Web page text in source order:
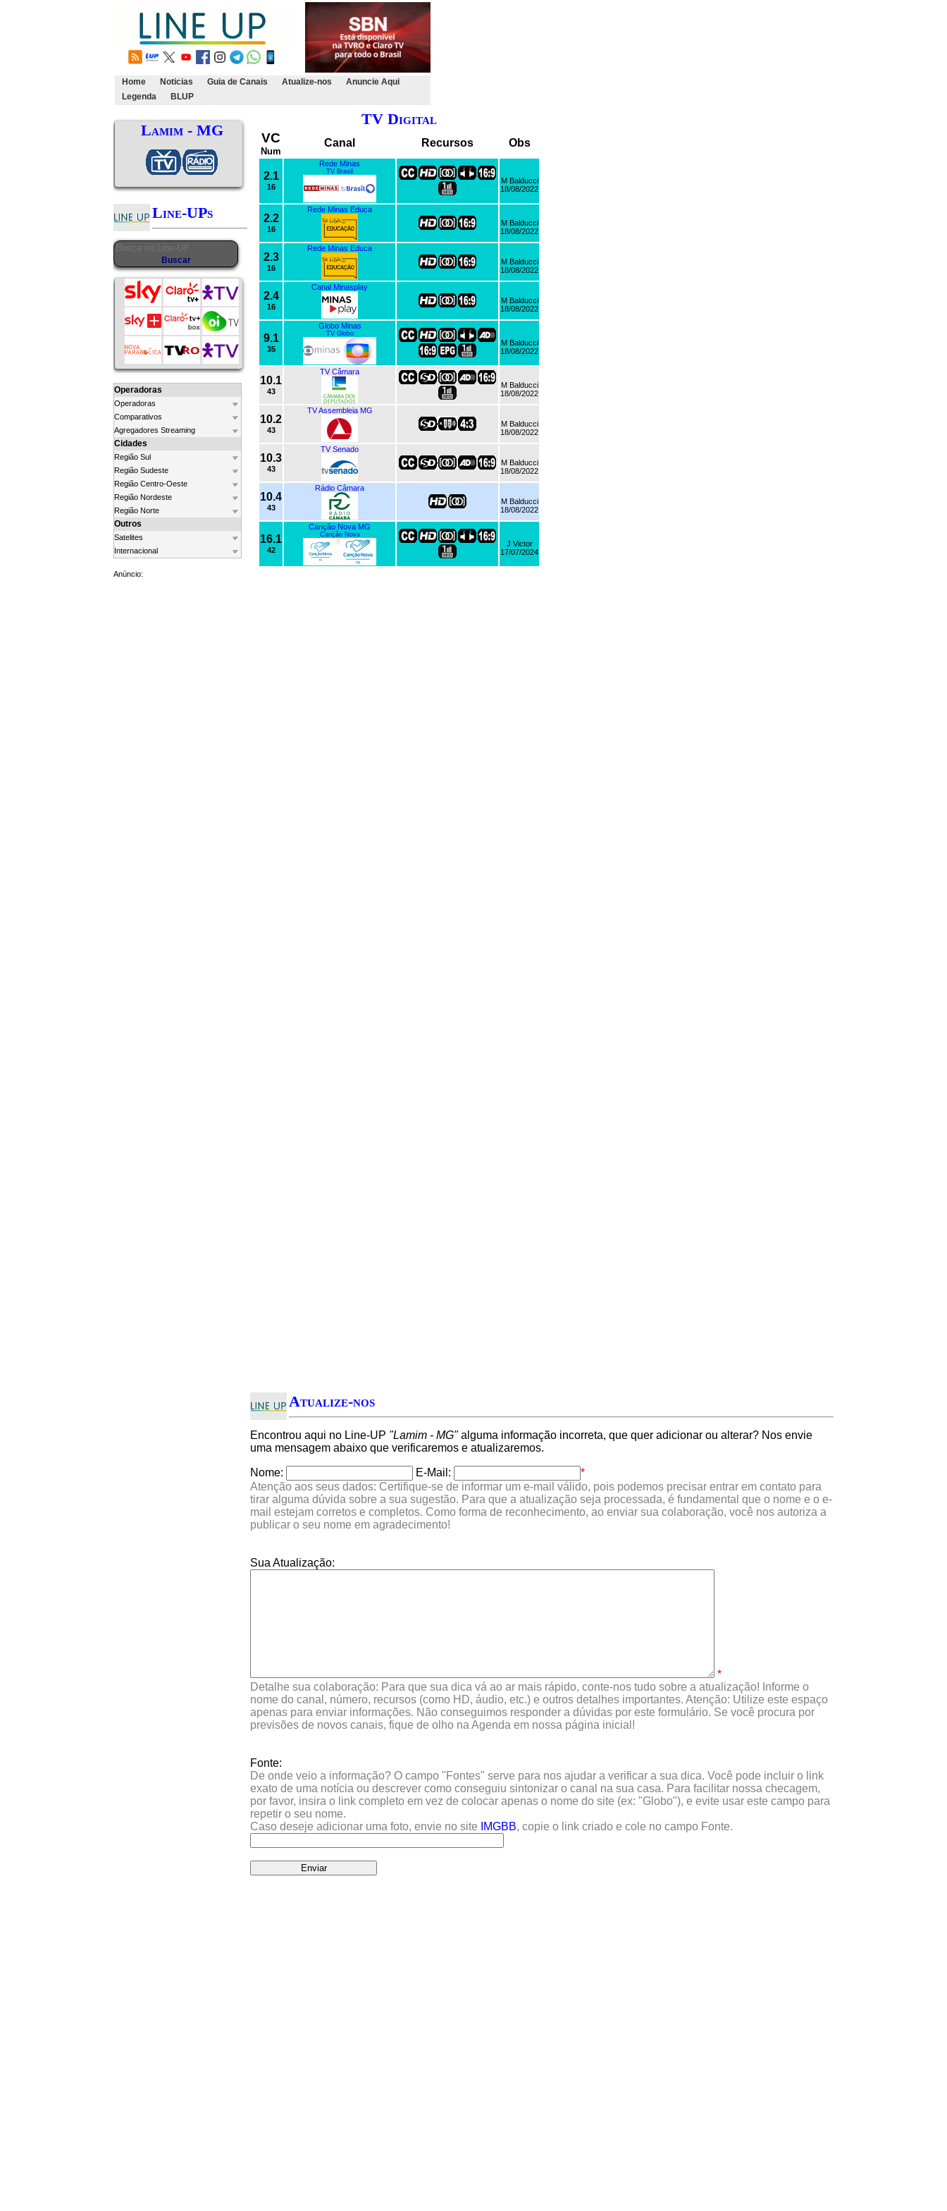
Home Noticias Guia de Canais Atualize-nos
Anuncie Aqui
Legenda
BLUP
Lamim - MG
Line-UPs
Operadoras
Operadoras
Comparativos
Agregadores Streaming
Cidades
Região Sul
Região Sudeste
Região Centro-Oeste
Região Nordeste
Região Norte
Outros
Satelites
Internacional
Anúncio:
TV Digital
VC
Num
Canal Recursos Obs
2.1
16
Rede Minas
TV Brasil
M Balducci
18/08/2022
2.2
16
Rede Minas Educa
M Balducci
18/08/2022
2.3
16
Rede Minas Educa
M Balducci
18/08/2022
2.4
16
Canal Minasplay
M Balducci
18/08/2022
9.1
35
Globo Minas
TV Globo
M Balducci
18/08/2022
10.1
43
TV Câmara
M Balducci
18/08/2022
10.2
43
TV Assembleia MG
M Balducci
18/08/2022
10.3
43
TV Senado
M Balducci
18/08/2022
10.4
43
Rádio Câmara
M Balducci
18/08/2022
16.1
42
Canção Nova MG
Canção Nova
J Victor
17/07/2024
Atualize-nos
Encontrou aqui no Line-UP "Lamim - MG"alguma informação incorreta, que quer adicionar ou alterar? Nos envie
uma mensagem abaixo que verificaremos e atualizaremos.
Nome: E-Mail:
*
Atenção aos seus dados: Certifique-se de informar um e-mail válido, pois podemos precisar entrar em contato para
tirar alguma dúvida sobre a sua sugestão. Para que a atualização seja processada, é fundamental que o nome e o e-
mail estejam corretos e completos. Como forma de reconhecimento, ao enviar sua colaboração, você nos autoriza a
publicar o seu nome em agradecimento!
Sua Atualização:
*
Detalhe sua colaboração: Para que sua dica vá ao ar mais rápido, conte-nos tudo sobre a atualização! Informe o
nome do canal, número, recursos (como HD, áudio, etc.) e outros detalhes importantes. Atenção: Utilize este espaço
apenas para enviar informações. Não conseguimos responder a dúvidas por este formulário. Se você procura por
previsões de novos canais, fique de olho na Agenda em nossa página inicial!
Fonte:
De onde veio a informação? O campo "Fontes" serve para nos ajudar a verificar a sua dica. Você pode incluir o link
exato de uma notícia ou descrever como conseguiu sintonizar o canal na sua casa. Para facilitar nossa checagem,
por favor, insira o link completo em vez de colocar apenas o nome do site (ex: "Globo"), e evite usar este campo para
repetir o seu nome.
Caso deseje adicionar uma foto, envie no site
IMGBB, copie o link criado e cole no campo Fonte.